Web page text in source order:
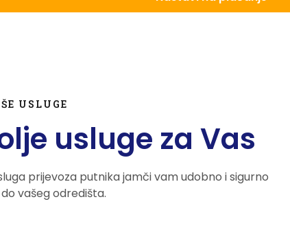
USLUGE
usluge za Vas
prijevoza putnika jamči vam udobno i sigurno
vašeg odredišta.